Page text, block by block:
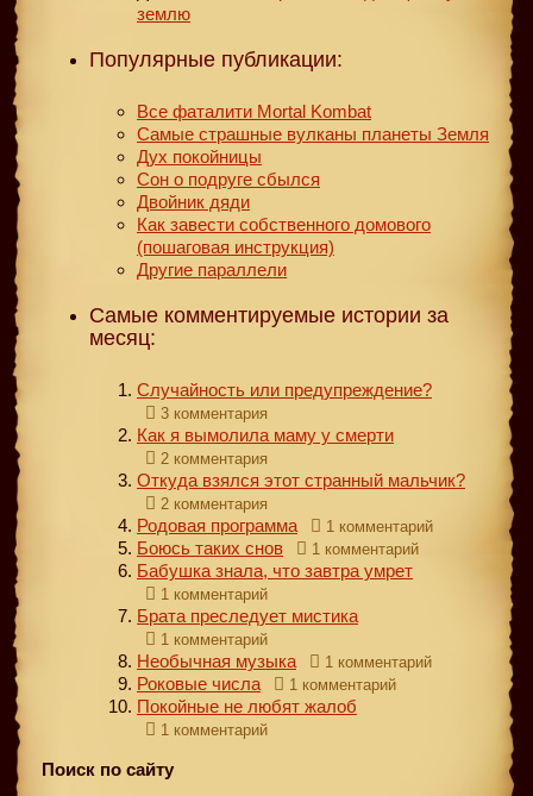
землю
Популярные публикации:
Все фаталити Mortal Kombat
Самые страшные вулканы планеты Земля
Дух покойницы
Сон о подруге сбылся
Двойник дяди
Как завести собственного домового
(пошаговая инструкция)
Другие параллели
Самые комментируемые истории за
месяц:
Случайность или предупреждение?
3 комментария
Как я вымолила маму у смерти
2 комментария
Откуда взялся этот странный мальчик?
2 комментария
Родовая программа 1 комментарий
Боюсь таких снов 1 комментарий
Бабушка знала, что завтра умрет
1 комментарий
Брата преследует мистика
1 комментарий
Необычная музыка 1 комментарий
Роковые числа 1 комментарий
Покойные не любят жалоб
1 комментарий
Поиск по сайту